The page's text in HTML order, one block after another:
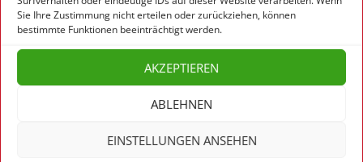
Sie Ihre Zustimmung nicht erteilen oder zurückziehen, können
bestimmte Funktionen beeinträchtigt werden.
AKZEPTIEREN
ABLEHNEN
EINSTELLUNGEN ANSEHEN
VOM UMGANG MIT DER ANGST
vonMarina Weisband|Juli 26, 2016|Meinung|13 |
Nach Terrorattacken neigen wir dazu, starr vor
Angst zu werden. Aber das überlässt den
Handlungsfreiraum jenen, die uns in diese